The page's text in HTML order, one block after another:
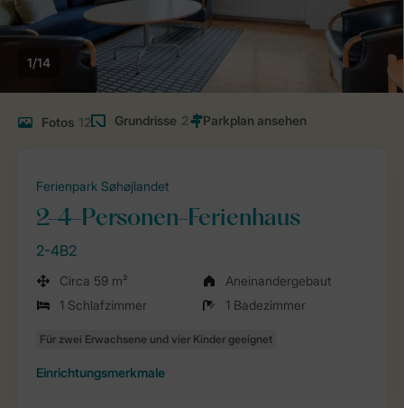
1/14
Fotos 12 Grundrisse 2
Ferienpark Søhøjlandet
2-4-Personen-Ferienhaus
2-4B2
Circa 59 m²
Aneinandergebaut
1 Schlafzimmer
1 Badezimmer
Einrichtungsmerkmale